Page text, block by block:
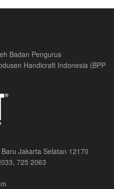
Badan Pengurus
Handicraft Indonesia (BPP
Jakarta Selatan 12170
725 2063